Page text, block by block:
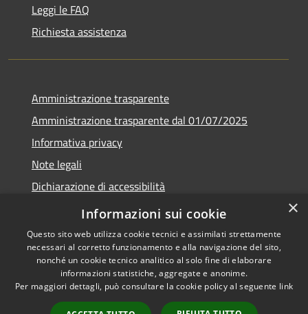
Leggi le FAQ
Richiesta assistenza
Amministrazione trasparente
Amministrazione trasparente dal 01/07/2025
Informativa privacy
Note legali
Dichiarazione di accessibilità
Whistleblowing
Accessibilità
Copyright © 2026 • Comune di
Melito Irpino • Powered by
Municipium• Accesso
×
Informazioni sui cookie
Questo sito web utilizza cookie tecnici e assimilati strettamente
necessari al corretto funzionamento e alla navigazione del sito,
nonché un cookie tecnico analitico al solo fine di elaborare
informazioni statistiche, aggregate e anonime.
Per maggiori dettagli, può consultare la cookie policy al seguente link